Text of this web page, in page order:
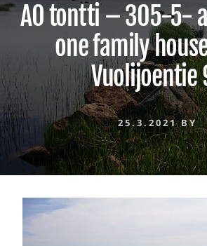
AO tontti – 305-5-
one family
Vuolijoentie
25.3.2021BY